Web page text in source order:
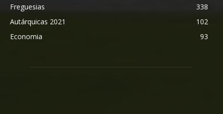
Freguesias
338
Autárquicas 2021
102
Economia
93